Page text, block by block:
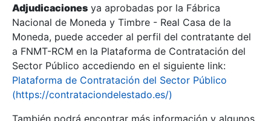
Adjudicaciones ya aprobadas por la Fábrica
Nacional de Moneda y Timbre - Real Casa de la
Moneda, puede acceder al perfil del contratante del
a FNMT-RCM en la Plataforma de Contratación del
Sector Público accediendo en el siguiente link:
Plataforma de Contratación del Sector Público
(https://contrataciondelestado.es/)
También podrá encontrar más información y algunos